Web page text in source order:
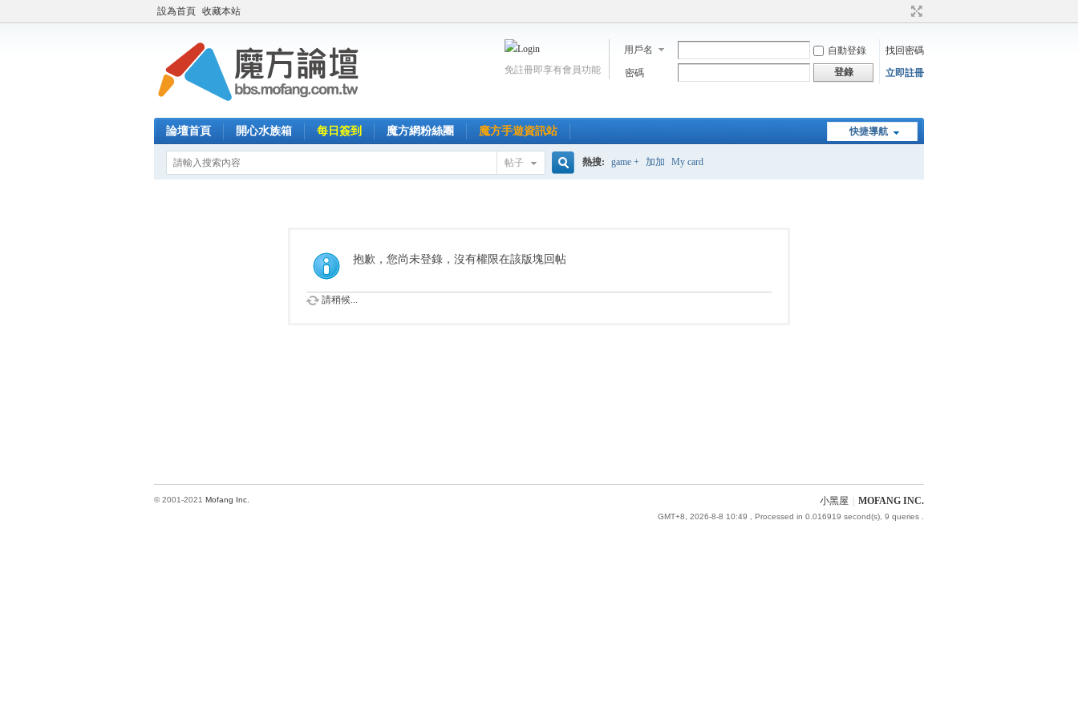
設為首頁 收藏本站
用戶名 自動登錄
找回密碼
密碼
登錄 立即註冊
免註冊即享有會員功能
快捷導航
論壇首頁 開心水族箱 每日簽到 魔方網粉絲團 魔方手遊資訊站
帖子
索
熱搜: game + 加加 My card
抱歉，您尚未登錄，沒有權限在該版塊回帖
請稍候...
小黑屋 MOFANG INC.
GMT+8, 2026-8-8 10:49 , Processed in 0.016919 second(s), 9 queries .
© 2001-2021 Mofang Inc.